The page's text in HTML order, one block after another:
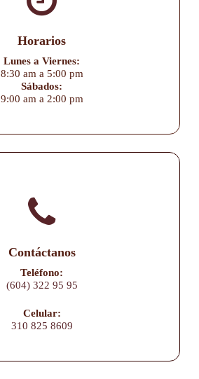
Horarios
Lunes a Viernes:
8:30 am a 5:00 pm
Sábados:
9:00 am a 2:00 pm
Contáctanos
Teléfono:
(604) 322 95 95
Celular:
310 825 8609